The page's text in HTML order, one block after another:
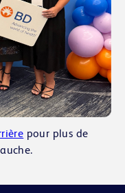
pour plus de